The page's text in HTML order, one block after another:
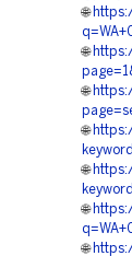
🌐
🌐
🌐
🌐
🌐
🌐
🌐